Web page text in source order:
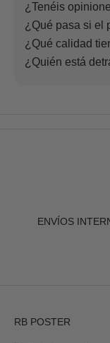
¿Tenéis
¿Qué pasa si el
¿Qué calidad
¿Quién está
ENVÍOS
RB POSTER